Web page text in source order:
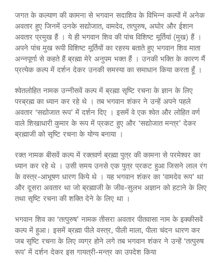
जगत के कल्याण की कामना से भगवान सदाशिव के विभिन्न कल्पों में अनेक
अवतार हुए जिनमें उनके सद्योजात, वामदेव, तत्पुरुष, अघोर और ईशान
अवतार प्रमुख हैं । ये ही भगवान शिव की पांच विशिष्ट मूर्तियां (मुख) हैं ।
अपने पांच मुख रूपी विशिष्ट मूर्तियों का रहस्य बताते हुए भगवान शिव माता
अन्नपूर्णा से कहते हैं ब्रह्मा मेरे अनुपम भक्त हैं । उनकी भक्ति के कारण मैं
प्रत्येक कल्प में दर्शन देकर उनकी समस्या का समाधान किया करता हूँ ।
श्वेतलोहित नामक उन्नीसवें कल्प में ब्रह्मा सृष्टि रचना के ज्ञान के लिए
परब्रह्म का ध्यान कर रहे थे । तब भगवान शंकर ने उन्हें अपने पहले
अवतार ‘सद्योजात रूप’ में दर्शन दिए । इसमें वे एक श्वेत और लोहित वर्ण
वाले शिखाधारी कुमार के रूप में प्रकट हुए और ‘सद्योजात मन्त्र’ देकर
ब्रह्माजी को सृष्टि रचना के योग्य बनाया ।
रक्त नामक बीसवें कल्प में रक्तवर्ण ब्रह्मा पुत्र की कामना से परमेश्वर का
ध्यान कर रहे थे । उसी समय उनसे एक पुत्र प्रकट हुआ जिसने लाल रंग
के वस्त्र-आभूषण धारण किये थे । यह भगवान शंकर का ‘वामदेव रूप’ था
और दूसरा अवतार था जो ब्रह्माजी के जीव-सुलभ अज्ञान को हटाने के लिए
तथा सृष्टि रचना की शक्ति देने के लिए था ।
भगवान शिव का ‘तत्पुरुष’ नामक तीसरा अवतार पीतवासा नाम के इक्कीसवें
कल्प में हुआ। इसमें ब्रह्मा पीले वस्त्र, पीली माला, पीला चंदन धारण कर
जब सृष्टि रचना के लिए व्यग्र होने लगे तब भगवान शंकर ने उन्हें ‘तत्पुरुष
रूप’ में दर्शन देकर इस गायत्री-मन्त्र का उपदेश किया